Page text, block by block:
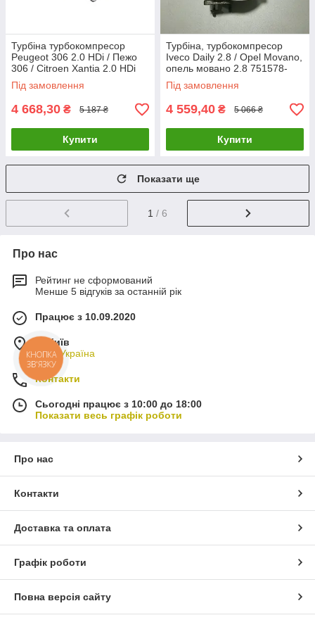
Турбіна турбокомпресор
Peugeot 306 2.0 HDi / Пежо
306 / Citroen Xantia 2.0 HDi
5303 988 0023 706976-0001
Під замовлення
4 668,30 ₴ 5 187 ₴
Купити
Турбіна, турбокомпресор
Iveco Daily 2.8 / Opel Movano,
опель мовано 2.8 751578-
0015 53039880075
53039700075
Під замовлення
4 559,40 ₴ 5 066 ₴
Купити
Показати ще
1 / 6
Про нас
Рейтинг не сформований
Менше 5 відгуків за останній рік
Працює з 10.09.2020
м. Київ
Київ, Україна
Контакти
Сьогодні працює з 10:00 до 18:00
Показати весь графік роботи
Про нас
Контакти
Доставка та оплата
Графік роботи
Повна версія сайту
КНОПКА
ЗВ'ЯЗКУ